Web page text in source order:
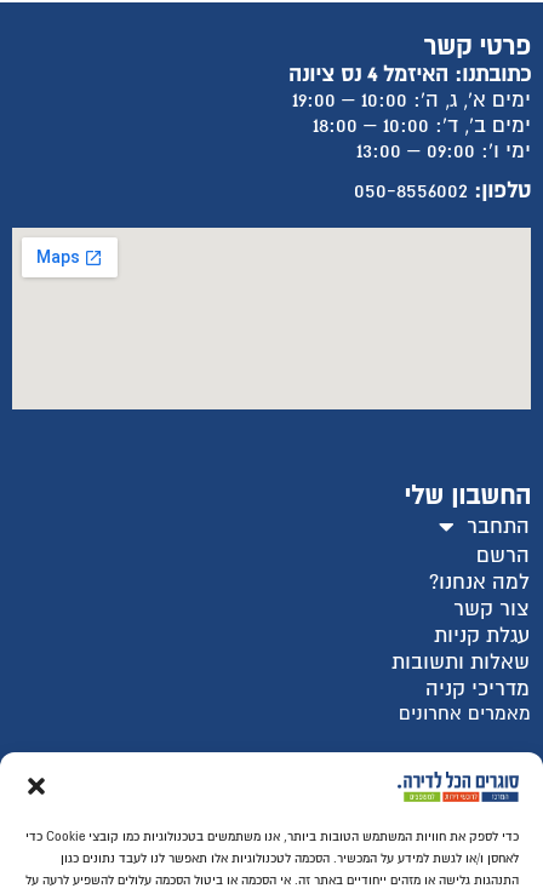
כדי לספק את חוויות המשתמש הטובות ביותר, אנו משתמשים בטכנולוגיות כמו קובצי Cookie כדי
לאחסן ו/או לגשת למידע על המכשיר. הסכמה לטכנולוגיות אלו תאפשר לנו לעבד נתונים כגון
התנהגות גלישה או מזהים ייחודיים באתר זה. אי הסכמה או ביטול הסכמה עלולים להשפיע לרעה על
פרטי קשר
כתובתנו: האיזמל 4 נס ציונה
ימים א', ג, ה': 10:00 – 19:00
ימים ב', ד': 10:00 – 18:00
ימי ו': 09:00 – 13:00
טלפון: 050-8556002
החשבון שלי
התחבר
הרשם
למה אנחנו?
צור קשר
עגלת קניות
שאלות ותשובות
מדריכי קניה
מאמרים אחרונים
רכישה מאובטחת SSL